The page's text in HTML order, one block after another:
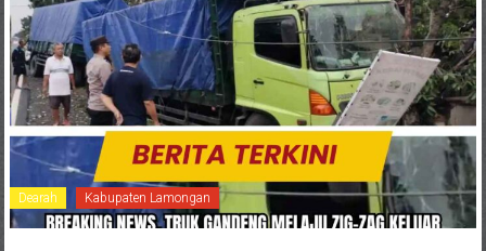
Dearah Kabupaten Lamongan